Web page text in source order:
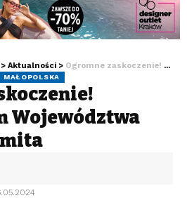
> Aktualności > Ogromne zaskoczenie! Marszałkiem Województwa jednak nie Kmita
MAŁOPOLSKA
Województwa